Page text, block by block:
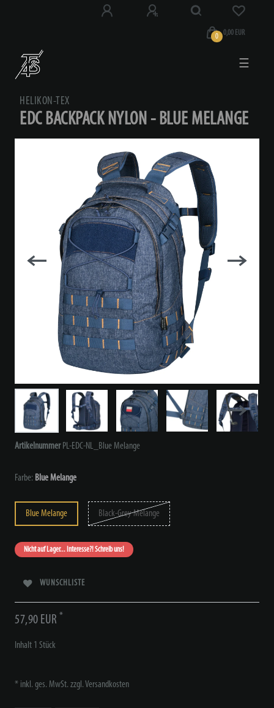
0 0,00 EUR
☰
HELIKON-TEX
EDC BACKPACK NYLON - BLUE MELANGE
Artikelnummer PL-EDC-NL_Blue Melange
Farbe: Blue Melange
Blue Melange Black-Grey Melange
Nicht auf Lager... Interesse?! Schreib uns!
WUNSCHLISTE
57,90 EUR *
Inhalt 1 Stück
* inkl. ges. MwSt. zzgl.Versandkosten